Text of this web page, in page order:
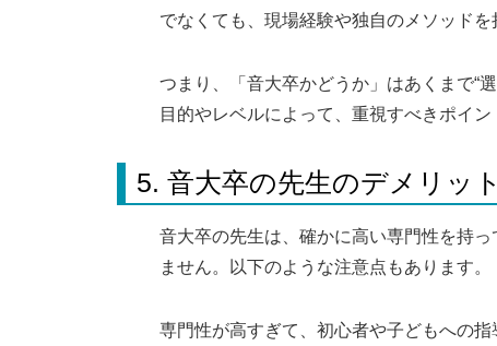
でなくても、現場経験や独自のメソッドを
つまり、「音大卒かどうか」はあくまで“
目的やレベルによって、重視すべきポイン
5. 音大卒の先生のデメリッ
音大卒の先生は、確かに高い専門性を持
ません。以下のような注意点もあります。
専門性が高すぎて、初心者や子どもへの